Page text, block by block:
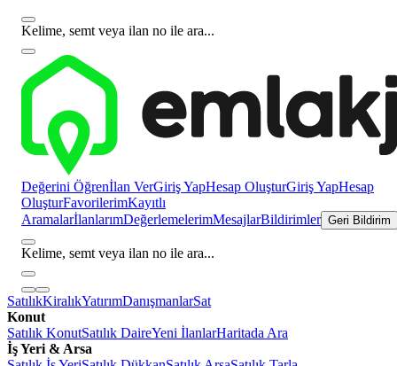
Kelime, semt veya ilan no ile ara...
Değerini Öğrenİlan VerGiriş YapHesap OluşturGiriş YapHesap
OluşturFavorilerimKayıtlı
AramalarİlanlarımDeğerlemelerimMesajlarBildirimler Geri Bildirim
Kelime, semt veya ilan no ile ara...
SatılıkKiralıkYatırımDanışmanlarSat
Konut
Satılık KonutSatılık DaireYeni İlanlarHaritada Ara
İş Yeri & Arsa